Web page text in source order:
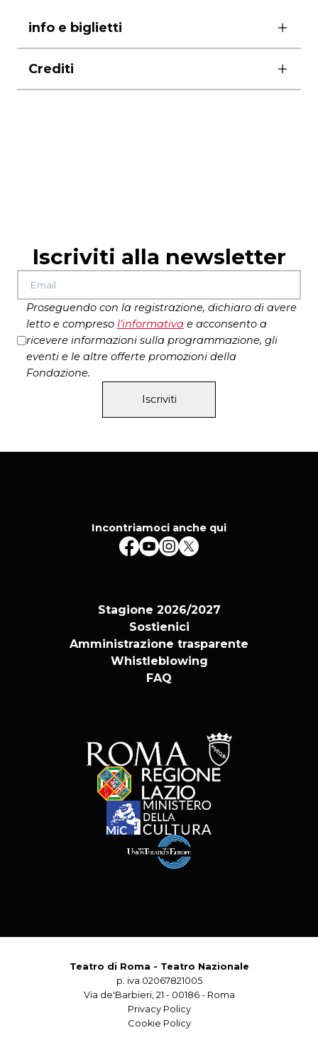
info e biglietti
biglietti
spettacoli
Match!ingresso libero, prenotazione su
Crediti
Iscriviti alla newsletter
Proseguendo con la registrazione, dichiaro di avere
letto e compreso l’informativa e acconsento a
ricevere informazioni sulla programmazione, gli
eventi e le altre offerte promozioni della
Fondazione.
Iscriviti
Incontriamoci anche qui
Stagione 2026/2027
Sostienici
Amministrazione trasparente
Whistleblowing
FAQ
Teatro di Roma - Teatro Nazionale
p. iva 02067821005
Via de'Barbieri, 21 - 00186 - Roma
Privacy Policy
Cookie Policy